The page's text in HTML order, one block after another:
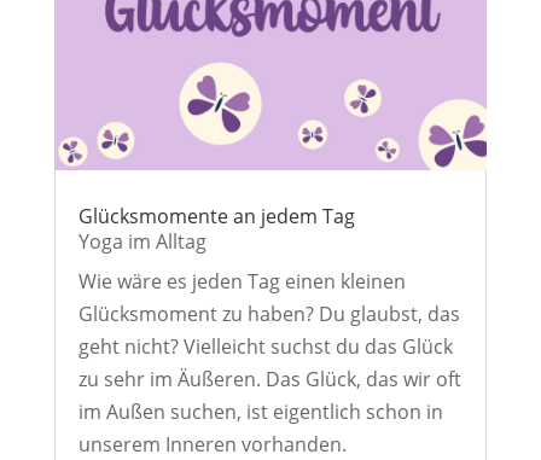
Glücksmomente an jedem Tag
Yoga im Alltag
Wie wäre es jeden Tag einen kleinen
Glücksmoment zu haben? Du glaubst, das
geht nicht? Vielleicht suchst du das Glück
zu sehr im Äußeren. Das Glück, das wir oft
im Außen suchen, ist eigentlich schon in
unserem Inneren vorhanden.